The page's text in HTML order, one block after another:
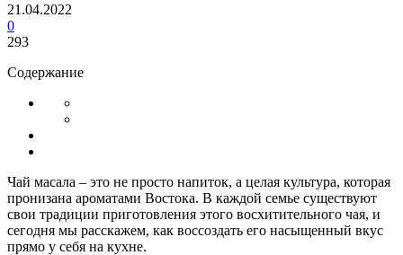
21.04.2022
0
293
Содержание
Чай масала – это не просто напиток, а целая культура, которая
пронизана ароматами Востока. В каждой семье существуют
свои традиции приготовления этого восхитительного чая, и
сегодня мы расскажем, как воссоздать его насыщенный вкус
прямо у себя на кухне.